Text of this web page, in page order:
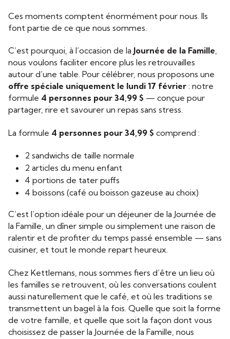
Ces moments comptent énormément pour nous. Ils
font partie de ce que nous sommes.
C’est pourquoi, à l’occasion de la Journée de la Famille,
nous voulons faciliter encore plus les retrouvailles
autour d’une table. Pour célébrer, nous proposons une
offre spéciale uniquement le lundi 17 février : notre
formule 4 personnes pour 34,99 $ — conçue pour
partager, rire et savourer un repas sans stress.
La formule 4 personnes pour 34,99 $ comprend :
2 sandwichs de taille normale
2 articles du menu enfant
4 portions de tater puffs
4 boissons (café ou boisson gazeuse au choix)
C’est l’option idéale pour un déjeuner de la Journée de
la Famille, un dîner simple ou simplement une raison de
ralentir et de profiter du temps passé ensemble — sans
cuisiner, et tout le monde repart heureux.
Chez Kettlemans, nous sommes fiers d’être un lieu où
les familles se retrouvent, où les conversations coulent
aussi naturellement que le café, et où les traditions se
transmettent un bagel à la fois. Quelle que soit la forme
de votre famille, et quelle que soit la façon dont vous
choisissez de passer la Journée de la Famille, nous